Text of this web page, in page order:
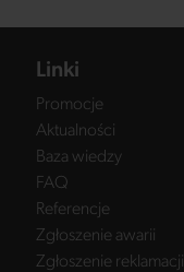
Linki
Promocje
Aktualności
Baza wiedzy
FAQ
Referencje
Zgłoszenie awarii
Zgłoszenie reklamacji